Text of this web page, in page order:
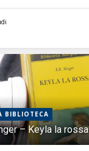
BIBLIOTECA
– Keyla la rossa